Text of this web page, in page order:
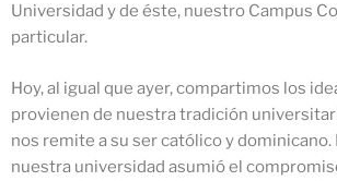
Universidad y de éste, nuestro Campus
particular.
Hoy, al igual que ayer, compartimos los
provienen de nuestra tradición
nos remite a su ser católico y
nuestra universidad asumió el